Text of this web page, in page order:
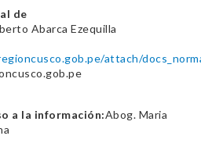
de
Abarca Ezequilla
attach/
a la información:Abog. Maria